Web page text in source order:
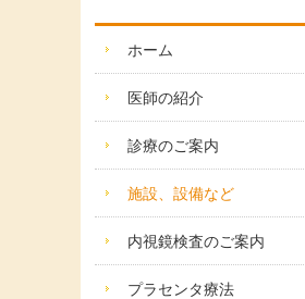
ホーム
医師の紹介
診療のご案内
施設、設備など
内視鏡検査のご案内
プラセンタ療法